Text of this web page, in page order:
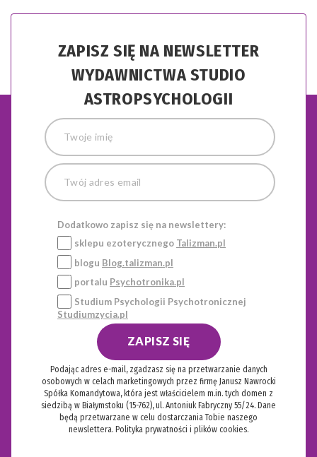
ZAPISZ SIĘ NA NEWSLETTER
WYDAWNICTWA STUDIO
ASTROPSYCHOLOGII
Dodatkowo zapisz się na newslettery:
sklepu ezoterycznego Talizman.pl
blogu Blog.talizman.pl
portalu Psychotronika.pl
Studium Psychologii Psychotronicznej
Studiumzycia.pl
ZAPISZ SIĘ
Podając adres e-mail, zgadzasz się na przetwarzanie danych
osobowych w celach marketingowych przez firmę Janusz Nawrocki
Spółka Komandytowa, która jest właścicielem m.in. tych domen z
siedzibą w Białymstoku (15-762), ul. Antoniuk Fabryczny 55/24. Dane
będą przetwarzane w celu dostarczania Tobie naszego
newslettera. Polityka prywatności i plików cookies.